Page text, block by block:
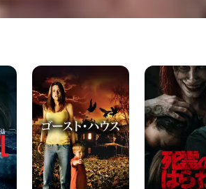
ゴ
ス
ト･
ハ
ウ
ス
死
は
ら
わ
た
ラ
イ
ジ
ン